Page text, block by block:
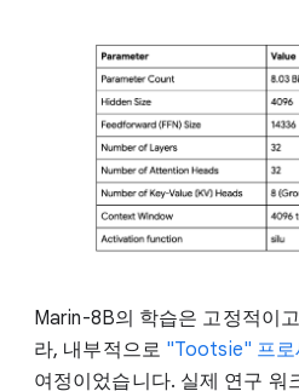
Marin-8B의 학습은 고정적이
라, 내부적으로 "Tootsie" 프로
여정이었습니다. 실제 연구 워